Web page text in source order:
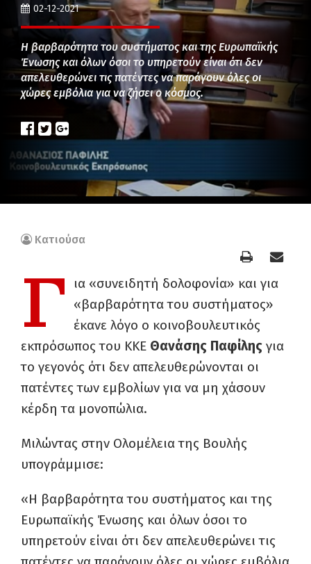
02-12-2021
Η βαρβαρότητα του συστήματος και της Ευρωπαϊκής
Ένωσης και όλων όσοι το υπηρετούν είναι ότι δεν
απελευθερώνει τις πατέντες να παράγουν όλες οι
χώρες εμβόλια για να ζήσει ο κόσμος.
Κατιούσα
Γ
ια «συνειδητή δολοφονία» και για
«βαρβαρότητα του συστήματος»
έκανε λόγο ο κοινοβουλευτικός
εκπρόσωπος του ΚΚΕ Θανάσης Παφίλης για
το γεγονός ότι δεν απελευθερώνονται οι
πατέντες των εμβολίων για να μη χάσουν
κέρδη τα μονοπώλια.
Μιλώντας στην Ολομέλεια της Βουλής
υπογράμμισε:
«Η βαρβαρότητα του συστήματος και της
Ευρωπαϊκής Ένωσης και όλων όσοι το
υπηρετούν είναι ότι δεν απελευθερώνει τις